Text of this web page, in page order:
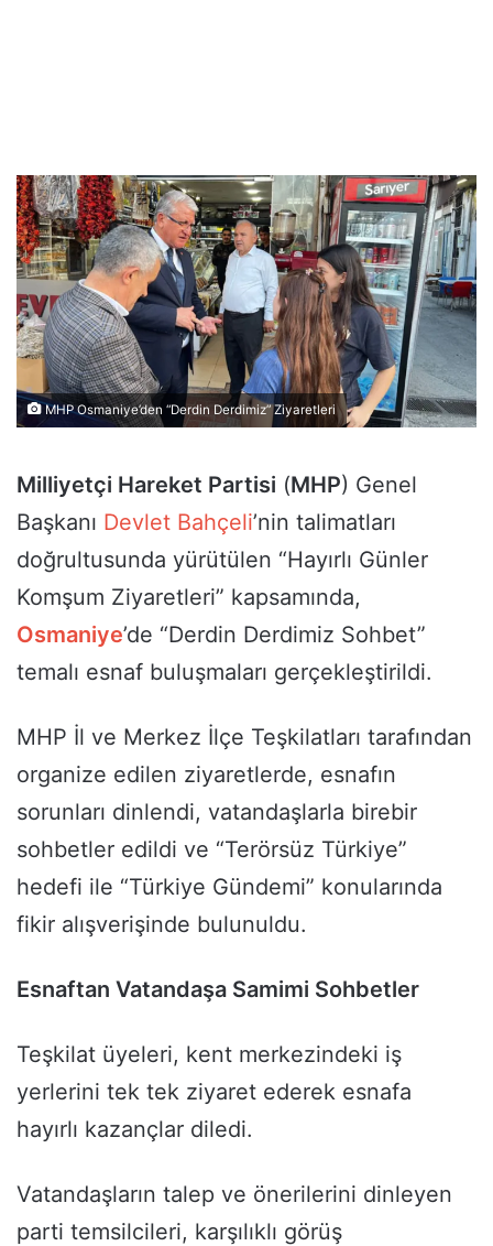
MHP Osmaniye’den “Derdin Derdimiz” Ziyaretleri
Milliyetçi Hareket Partisi (MHP) Genel
Başkanı Devlet Bahçeli’nin talimatları
doğrultusunda yürütülen “Hayırlı Günler
Komşum Ziyaretleri” kapsamında,
Osmaniye’de “Derdin Derdimiz Sohbet”
temalı esnaf buluşmaları gerçekleştirildi.
MHP İl ve Merkez İlçe Teşkilatları tarafından
organize edilen ziyaretlerde, esnafın
sorunları dinlendi, vatandaşlarla birebir
sohbetler edildi ve “Terörsüz Türkiye”
hedefi ile “Türkiye Gündemi” konularında
fikir alışverişinde bulunuldu.
Esnaftan Vatandaşa Samimi Sohbetler
Teşkilat üyeleri, kent merkezindeki iş
yerlerini tek tek ziyaret ederek esnafa
hayırlı kazançlar diledi.
Vatandaşların talep ve önerilerini dinleyen
parti temsilcileri, karşılıklı görüş